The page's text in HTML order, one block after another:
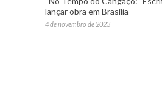
lançar obra em Brasília
4 de novembro de 2023